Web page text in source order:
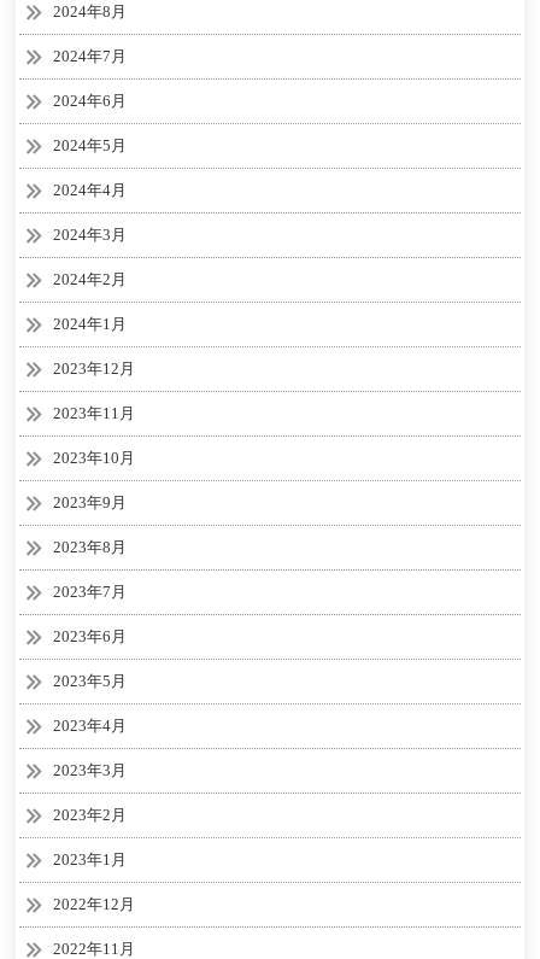
2024年8月
2024年7月
2024年6月
2024年5月
2024年4月
2024年3月
2024年2月
2024年1月
2023年12月
2023年11月
2023年10月
2023年9月
2023年8月
2023年7月
2023年6月
2023年5月
2023年4月
2023年3月
2023年2月
2023年1月
2022年12月
2022年11月